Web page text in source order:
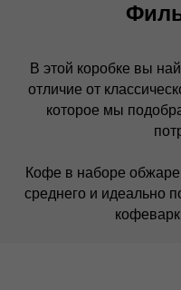
В этой коробке вы
отличие от
которое мы
Кофе в наборе
среднего и идеально